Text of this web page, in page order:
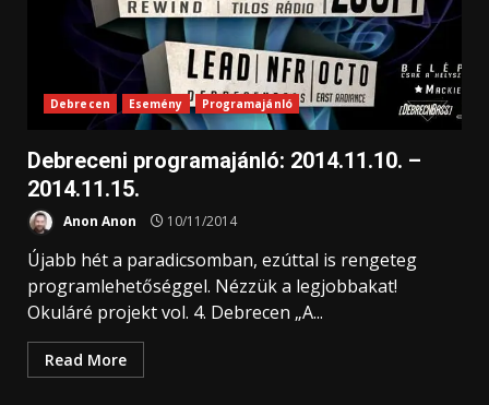
Debrecen Esemény Programajánló
Debreceni programajánló: 2014.11.10. –
2014.11.15.
Anon Anon 10/11/2014
Újabb hét a paradicsomban, ezúttal is rengeteg
programlehetőséggel. Nézzük a legjobbakat!
Okuláré projekt vol. 4. Debrecen „A...
Read More